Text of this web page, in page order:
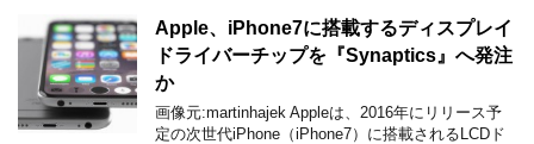
Apple、iPhone7に搭載するディスプレイ
ドライバーチップを『Synaptics』へ発注
か
画像元:martinhajek Appleは、2016年にリリース予
定の次世代iPhone（iPhone7）に搭載されるLCDド